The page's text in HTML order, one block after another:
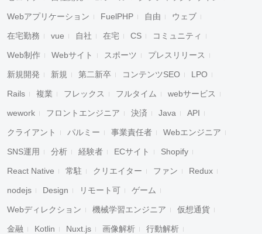
Webアプリケーション FuelPHP 自由 ウェブ
在宅勤務 vue 自社 在宅 CS コミュニティ
Web制作 Webサイト スポーツ プレスリリース
新規開発 新規 第二新卒 コンテンツSEO LPO
Rails 複業 フレックス フルタイム webサービス
wework フロントエンジニア 決済 Java API
クライアント パルミー 事業責任者 Webエンジニア
SNS運用 分析 経験者 ECサイト Shopify
React Native 常駐 クリエイター ファン Redux
nodejs Design リモート可 ゲーム
Webディレクション 機械学習エンジニア 仮想通貨
金融 Kotlin Nuxt.js 画像解析 行動解析